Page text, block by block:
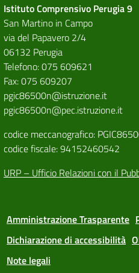
Istituto Comprensivo Perugia 9
San Martino in Campo
via del Papavero 2/4
06132 Perugia
Telefono: 075 609621
Fax: 075 609207
pgic86500n@istruzione.it
pgic86500n@pec.istruzione.it
codice meccanografico:
codice fiscale: 94152460542
URP – Ufficio Relazioni con il
Amministrazione Trasparente
Dichiarazione di accessibilità
Note legali